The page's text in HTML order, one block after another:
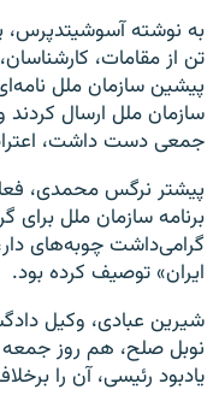
تن از مقامات،
پیشین سازمان ملل
سازمان ملل ارسال کردند
جمعی دست داشت،
پیشتر نرگس محمدی،
برنامه سازمان ملل برای
گرامی‌داشت چوبه‌های
ایران» توصیف کرده بود.
شیرین عبادی، وکیل
یادبود رئیسی، آن را